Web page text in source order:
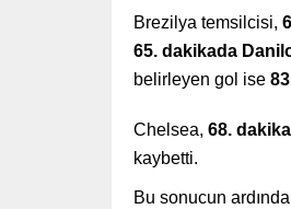
Brezilya temsilcisi,
65. dakikada
belirleyen gol ise
Chelsea, 68.
kaybetti.
Bu sonucun